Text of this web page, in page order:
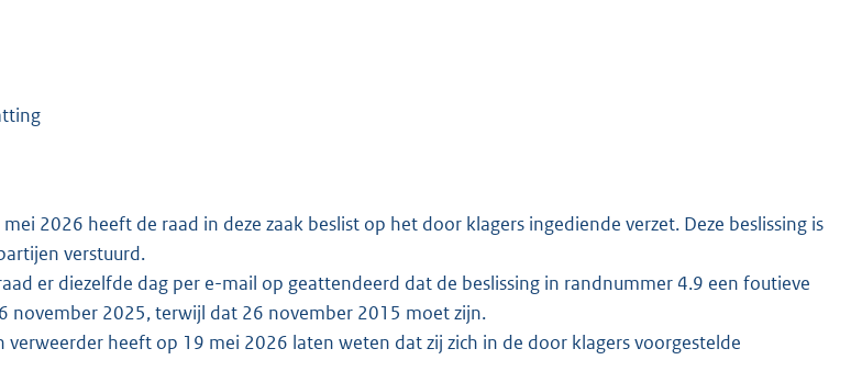
2026 heeft de raad in deze zaak beslist op het door klagers ingediende verzet. Deze beslissing is
verstuurd.
er diezelfde dag per e-mail op geattendeerd dat de beslissing in randnummer 4.9 een foutieve
november 2025, terwijl dat 26 november 2015 moet zijn.
heeft op 19 mei 2026 laten weten dat zij zich in de door klagers voorgestelde